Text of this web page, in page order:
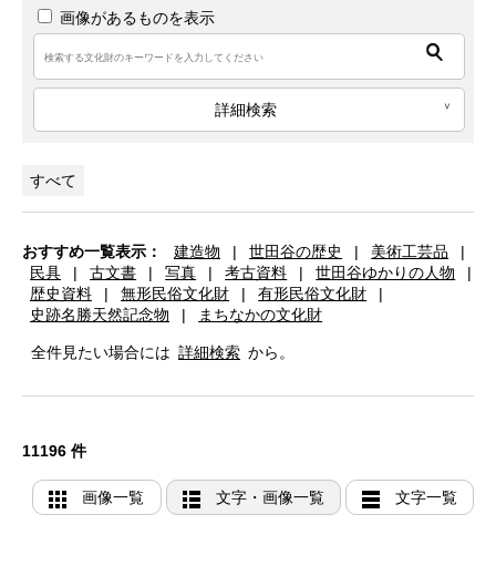
画像があるものを表示
詳細検索
すべて
おすすめ一覧表示： 建造物 | 世田谷の歴史 | 美術工芸品
|
民具
| 古文書 | 写真 | 考古資料 | 世田谷ゆかりの人物
|
歴史資料
| 無形民俗文化財 | 有形民俗文化財
|
史跡名勝天然記念物
| まちなかの文化財
全件見たい場合には 詳細検索 から。
11196 件
画像一覧 文字・画像一覧 文字一覧